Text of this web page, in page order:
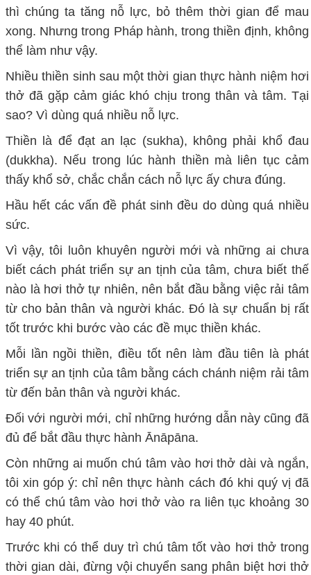
thì chúng ta tăng nỗ lực, bỏ thêm thời gian để mau
xong. Nhưng trong Pháp hành, trong thiền định, không
thể làm như vậy.
Nhiều thiền sinh sau một thời gian thực hành niệm hơi
thở đã gặp cảm giác khó chịu trong thân và tâm. Tại
sao? Vì dùng quá nhiều nỗ lực.
Thiền là để đạt an lạc (sukha), không phải khổ đau
(dukkha). Nếu trong lúc hành thiền mà liên tục cảm
thấy khổ sở, chắc chắn cách nỗ lực ấy chưa đúng.
Hầu hết các vấn đề phát sinh đều do dùng quá nhiều
sức.
Vì vậy, tôi luôn khuyên người mới và những ai chưa
biết cách phát triển sự an tịnh của tâm, chưa biết thế
nào là hơi thở tự nhiên, nên bắt đầu bằng việc rải tâm
từ cho bản thân và người khác. Đó là sự chuẩn bị rất
tốt trước khi bước vào các đề mục thiền khác.
Mỗi lần ngồi thiền, điều tốt nên làm đầu tiên là phát
triển sự an tịnh của tâm bằng cách chánh niệm rải tâm
từ đến bản thân và người khác.
Đối với người mới, chỉ những hướng dẫn này cũng đã
đủ để bắt đầu thực hành Ānāpāna.
Còn những ai muốn chú tâm vào hơi thở dài và ngắn,
tôi xin góp ý: chỉ nên thực hành cách đó khi quý vị đã
có thể chú tâm vào hơi thở vào ra liên tục khoảng 30
hay 40 phút.
Trước khi có thể duy trì chú tâm tốt vào hơi thở trong
thời gian dài, đừng vội chuyển sang phân biệt hơi thở